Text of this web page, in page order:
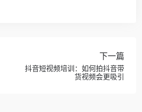
下一篇
抖音短视频培训：如何拍抖音带
货视频会更吸引